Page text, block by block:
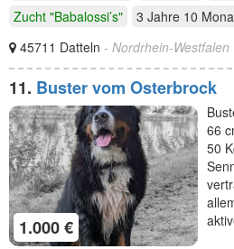
Zucht "Babalossi’s"
3 Jahre 10
45711 Datteln - Nordrhein-Westfalen
11. Buster vom Osterbrock
1.000 €
66
50